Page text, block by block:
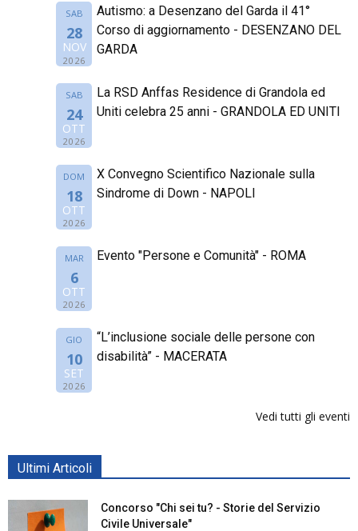
SAB
28
NOV
2026
Autismo: a Desenzano del Garda il 41°
Corso di aggiornamento - DESENZANO DEL
GARDA
SAB
24
OTT
2026
La RSD Anffas Residence di Grandola ed
Uniti celebra 25 anni - GRANDOLA ED UNITI
DOM
18
OTT
2026
X Convegno Scientifico Nazionale sulla
Sindrome di Down - NAPOLI
MAR
6
OTT
2026
Evento "Persone e Comunità" - ROMA
GIO
10
SET
2026
“L’inclusione sociale delle persone con
disabilità” - MACERATA
Vedi tutti gli eventi
Ultimi Articoli
Concorso "Chi sei tu? - Storie del Servizio
Civile Universale"